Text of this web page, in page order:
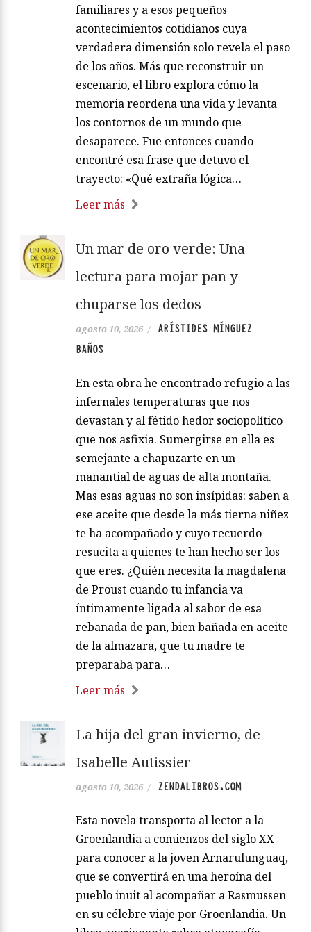
familiares y a esos pequeños
acontecimientos cotidianos cuya
verdadera dimensión solo revela el paso
de los años. Más que reconstruir un
escenario, el libro explora cómo la
memoria reordena una vida y levanta
los contornos de un mundo que
desaparece. Fue entonces cuando
encontré esa frase que detuvo el
trayecto: «Qué extraña lógica…
Leer más
Un mar de oro verde: Una
lectura para mojar pan y
chuparse los dedos
agosto 10, 2026 /
ARÍSTIDES MÍNGUEZ
BAÑOS
En esta obra he encontrado refugio a las
infernales temperaturas que nos
devastan y al fétido hedor sociopolítico
que nos asfixia. Sumergirse en ella es
semejante a chapuzarte en un
manantial de aguas de alta montaña.
Mas esas aguas no son insípidas: saben a
ese aceite que desde la más tierna niñez
te ha acompañado y cuyo recuerdo
resucita a quienes te han hecho ser los
que eres. ¿Quién necesita la magdalena
de Proust cuando tu infancia va
íntimamente ligada al sabor de esa
rebanada de pan, bien bañada en aceite
de la almazara, que tu madre te
preparaba para…
Leer más
La hija del gran invierno, de
Isabelle Autissier
agosto 10, 2026 / ZENDALIBROS.COM
Esta novela transporta al lector a la
Groenlandia a comienzos del siglo XX
para conocer a la joven Arnarulunguaq,
que se convertirá en una heroína del
pueblo inuit al acompañar a Rasmussen
en su célebre viaje por Groenlandia. Un